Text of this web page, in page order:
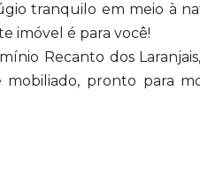
tranquilo em meio à
imóvel é para você!
Recanto dos
pronto para